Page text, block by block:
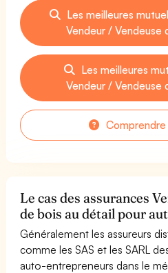
Les meilleures
Vendeur / Vendeuse
Les meilleures
Vendeur / Vendeuse
Le cas des assurances
de bois au détail pour
Généralement les assureurs
comme les SAS et les SARL
auto-entrepreneurs dans le